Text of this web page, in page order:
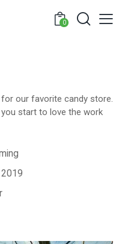
0
our favorite candy store.
start to love the work